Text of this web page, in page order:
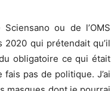
ou de l’OMS
qui prétendait qu’il
obligatoire ce qui était
pas de politique. J’ai